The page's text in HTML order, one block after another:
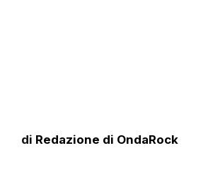
di Redazione di OndaRock